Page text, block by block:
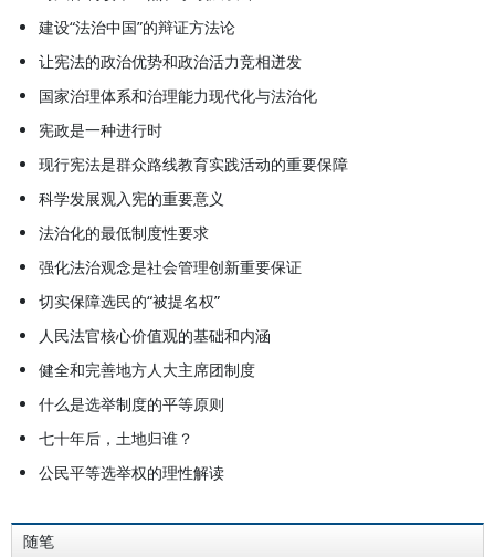
建设“法治中国”的辩证方法论
让宪法的政治优势和政治活力竞相迸发
国家治理体系和治理能力现代化与法治化
宪政是一种进行时
现行宪法是群众路线教育实践活动的重要保障
科学发展观入宪的重要意义
法治化的最低制度性要求
强化法治观念是社会管理创新重要保证
切实保障选民的“被提名权”
人民法官核心价值观的基础和内涵
健全和完善地方人大主席团制度
什么是选举制度的平等原则
七十年后，土地归谁？
公民平等选举权的理性解读
随笔